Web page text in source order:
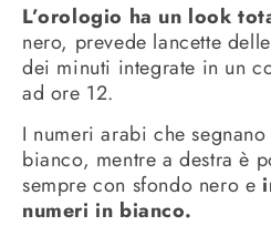
L’orologio ha un look
nero, prevede lancette
dei minuti integrate in un
ad ore 12.
I numeri arabi che
bianco, mentre a destra è
sempre con sfondo nero e
numeri in bianco.